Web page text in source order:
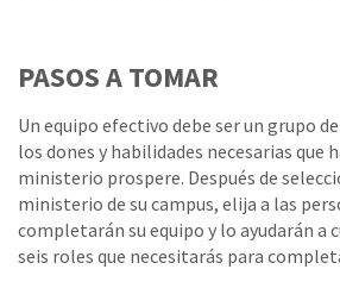
PASOS A TOMAR
Un equipo efectivo debe ser un grupo
los dones y habilidades necesarias que
ministerio prospere. Después de
ministerio de su campus, elija a las
completarán su equipo y lo ayudarán a
seis roles que necesitarás para